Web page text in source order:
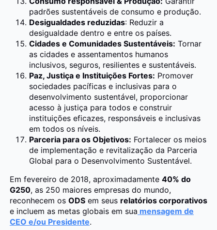
padrões sustentáveis de consumo e produção.
Desigualdades reduzidas: Reduzir a
desigualdade dentro e entre os países.
Cidades e Comunidades Sustentáveis: Tornar
as cidades e assentamentos humanos
inclusivos, seguros, resilientes e sustentáveis.
Paz, Justiça e Instituições Fortes: Promover
sociedades pacíficas e inclusivas para o
desenvolvimento sustentável, proporcionar
acesso à justiça para todos e construir
instituições eficazes, responsáveis e inclusivas
em todos os níveis.
Parceria para os Objetivos: Fortalecer os meios
de implementação e revitalização da Parceria
Global para o Desenvolvimento Sustentável.
Em fevereiro de 2018, aproximadamente 40% do
G250, as 250 maiores empresas do mundo,
reconhecem os ODS em seus relatórios corporativos
e incluem as metas globais em sua mensagem de
CEO e/ou Presidente.